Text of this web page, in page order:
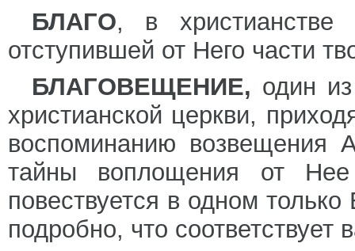
БЛАГО, в
отступившей от Него части
БЛАГОВЕЩЕНИЕ, один
христианской церкви,
воспоминанию возвещения
тайны воплощения от
повествуется в одном
подробно, что соответствует